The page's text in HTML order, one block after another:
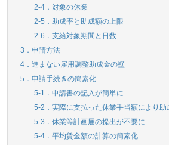
2-4．対象の休業
2-5．助成率と助成額の上限
2-6．支給対象期間と日数
3．申請方法
4．進まない雇用調整助成金の壁
5．申請手続きの簡素化
5-1．申請書の記入が簡単に
5-2．実際に支払った休業手当額により助
5-3．休業等計画届の提出が不要に
5-4．平均賃金額の計算の簡素化